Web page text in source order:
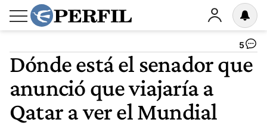
5
Dónde está el senador que
anunció que viajaría a
Qatar a ver el Mundial